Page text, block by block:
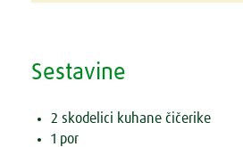
Sestavine
2 skodelici kuhane čičerike
1 por